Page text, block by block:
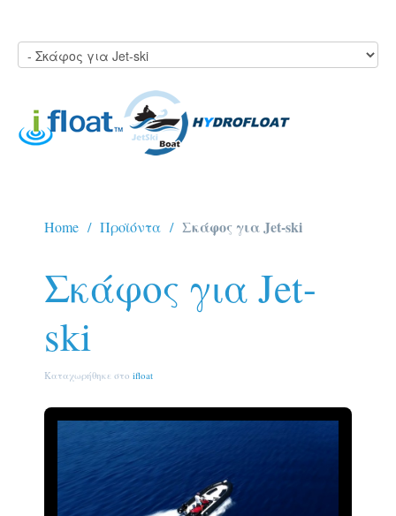
Home Προϊόντα Σκάφος για Jet-ski
Σκάφος για Jet-
ski
Καταχωρήθηκε στο ifloat